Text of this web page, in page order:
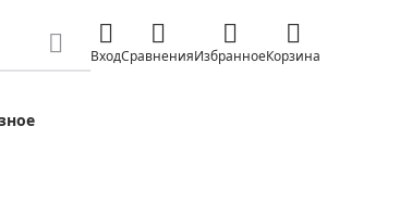
Измерительные инструменты
ВходСравненияИзбранноеКорзина